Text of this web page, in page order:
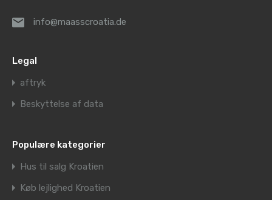
info@maasscroatia.de
Legal
aftryk
Beskyttelse af data
Populære kategorier
Hus til salg Kroatien
Køb lejlighed Kroatien